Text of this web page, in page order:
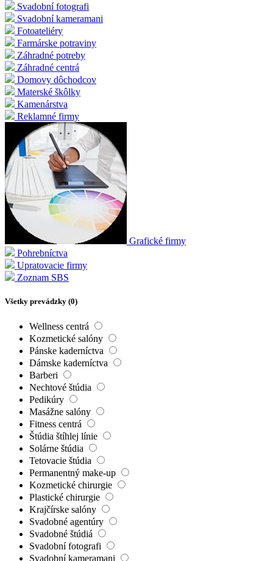
Svadobní fotografi
Svadobní kameramani
Fotoateliéry
Farmárske potraviny
Záhradné potreby
Záhradné centrá
Domovy dôchodcov
Materské škôlky
Kamenárstva
Reklamné firmy
Grafické firmy
Pohrebníctva
Upratovacie firmy
Zoznam SBS
Všetky prevádzky (0)
Wellness centrá
Kozmetické salóny
Pánske kaderníctva
Dámske kaderníctva
Barberi
Nechtové štúdia
Pedikúry
Masážne salóny
Fitness centrá
Štúdia štíhlej línie
Solárne štúdia
Tetovacie štúdia
Permanentný make-up
Kozmetické chirurgie
Plastické chirurgie
Krajčírske salóny
Svadobné agentúry
Svadobné štúdiá
Svadobní fotografi
Svadobní kameramani